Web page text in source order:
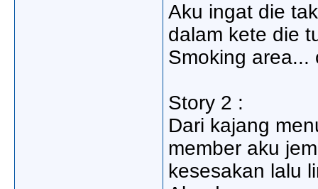
Aku ingat die
dalam kete die
Smoking area...
Story 2 :
Dari kajang
member aku
kesesakan lalu